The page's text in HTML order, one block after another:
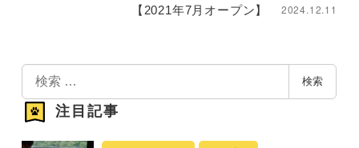
【2021年7月オープン】
2024.12.11
検
索
検索
注目記事